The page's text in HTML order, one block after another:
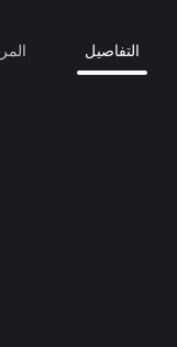
التفاصيل